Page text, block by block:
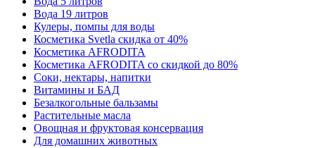
Вода 19 литров
Кулеры, помпы для воды
Косметика Svetla скидка от 40%
Косметика AFRODITA
Косметика AFRODITA со скидкой до 80%
Соки, нектары, напитки
Витамины и БАД
Безалкогольные бальзамы
Растительные масла
Овощная и фруктовая консервация
Для домашних животных